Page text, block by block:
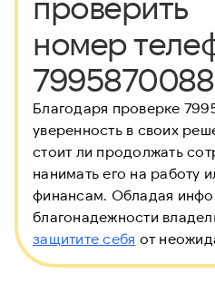
номер
Благодаря проверке
уверенность в своих
стоит ли продолжать
нанимать его на работу
финансам. Обладая
благонадежности
защитите себя от